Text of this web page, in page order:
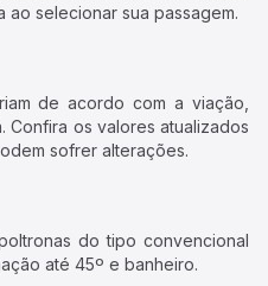
ao selecionar sua passagem.
de acordo com a viação,
os valores atualizados
sofrer alterações.
do tipo convencional
até 45º e banheiro.